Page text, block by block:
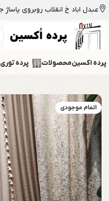
عبدل اباد خ انقلاب روبروی پاساژ
پرده اکسینمحصولات پرده توری
اتمام موجودی